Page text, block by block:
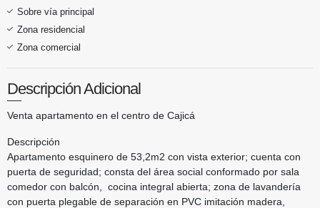
Sobre vía principal
Zona residencial
Zona comercial
Descripción Adicional
Venta apartamento en el centro de Cajicá
Descripción
Apartamento esquinero de 53,2m2 con vista exterior; cuenta con
puerta de seguridad; consta del área social conformado por sala
comedor con balcón, cocina integral abierta; zona de lavandería
con puerta plegable de separación en PVC imitación madera,